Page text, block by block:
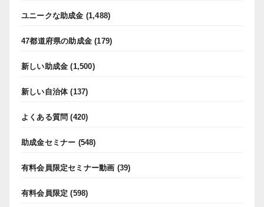
ユニークな助成金 (1,488)
47都道府県の助成金 (179)
新しい助成金 (1,500)
新しい自治体(137)
よくある質問 (420)
助成金セミナー (548)
有料会員限定セミナー動画 (39)
有料会員限定 (598)